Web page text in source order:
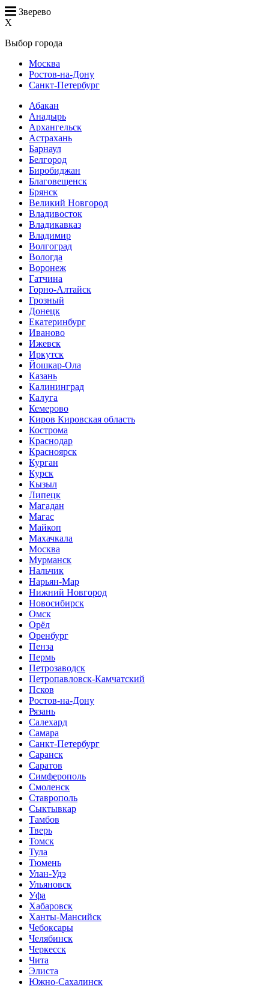
Зверево
X
Выбор города
Москва
Ростов-на-Дону
Санкт-Петербург
Абакан
Анадырь
Архангельск
Астрахань
Барнаул
Белгород
Биробиджан
Благовещенск
Брянск
Великий Новгород
Владивосток
Владикавказ
Владимир
Волгоград
Вологда
Воронеж
Гатчина
Горно-Алтайск
Грозный
Донецк
Екатеринбург
Иваново
Ижевск
Иркутск
Йошкар-Ола
Казань
Калининград
Калуга
Кемерово
Киров Кировская область
Кострома
Краснодар
Красноярск
Курган
Курск
Кызыл
Липецк
Магадан
Магас
Майкоп
Махачкала
Москва
Мурманск
Нальчик
Нарьян-Мар
Нижний Новгород
Новосибирск
Омск
Орёл
Оренбург
Пенза
Пермь
Петрозаводск
Петропавловск-Камчатский
Псков
Ростов-на-Дону
Рязань
Салехард
Самара
Санкт-Петербург
Саранск
Саратов
Симферополь
Смоленск
Ставрополь
Сыктывкар
Тамбов
Тверь
Томск
Тула
Тюмень
Улан-Удэ
Ульяновск
Уфа
Хабаровск
Ханты-Мансийск
Чебоксары
Челябинск
Черкесск
Чита
Элиста
Южно-Сахалинск